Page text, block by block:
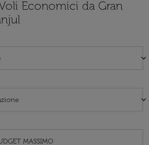
Economici da Gran
keyboard_arrow_down
keyboard_arrow_down